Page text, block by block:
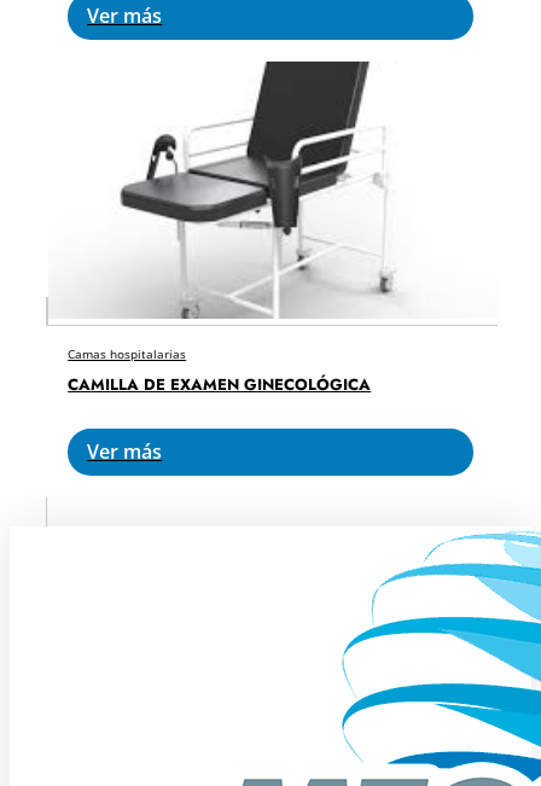
Ver más
Camas hospitalarias
CAMILLA DE EXAMEN GINECOLÓGICA
Ver más